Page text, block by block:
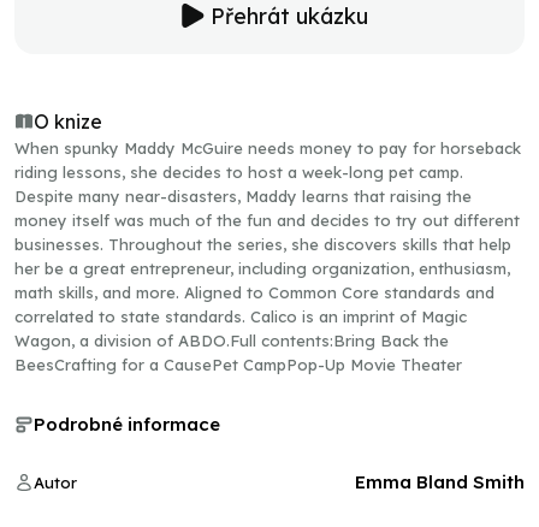
Přehrát ukázku
O knize
When spunky Maddy McGuire needs money to pay for horseback
riding lessons, she decides to host a week-long pet camp.
Despite many near-disasters, Maddy learns that raising the
money itself was much of the fun and decides to try out different
businesses. Throughout the series, she discovers skills that help
her be a great entrepreneur, including organization, enthusiasm,
math skills, and more. Aligned to Common Core standards and
correlated to state standards. Calico is an imprint of Magic
Wagon, a division of ABDO.Full contents:Bring Back the
BeesCrafting for a CausePet CampPop-Up Movie Theater
Podrobné informace
Autor Emma Bland Smith